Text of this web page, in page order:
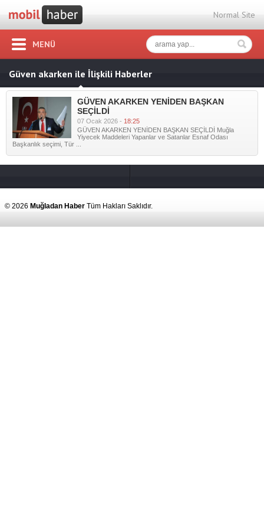
Normal Site
MENÜ
Güven akarken ile İlişkili Haberler
GÜVEN AKARKEN YENİDEN BAŞKAN
SEÇİLDİ
07 Ocak 2026 - 18:25
GÜVEN AKARKEN YENİDEN BAŞKAN SEÇİLDİ Muğla
Yiyecek Maddeleri Yapanlar ve Satanlar Esnaf Odası
Başkanlık seçimi, Tür ...
© 2026 Muğladan Haber Tüm Hakları Saklıdır.